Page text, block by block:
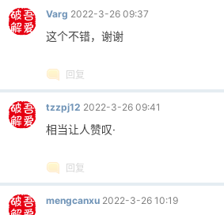
Varg 2022-3-26 09:37
这个不错，谢谢
回复
tzzpj12 2022-3-26 09:41
相当让人赞叹·
回复
mengcanxu 2022-3-26 10:19